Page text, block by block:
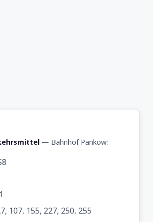
— Bahnhof Pankow:
107, 155, 227, 250, 255